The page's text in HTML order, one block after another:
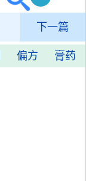
下一篇
偏方 膏药